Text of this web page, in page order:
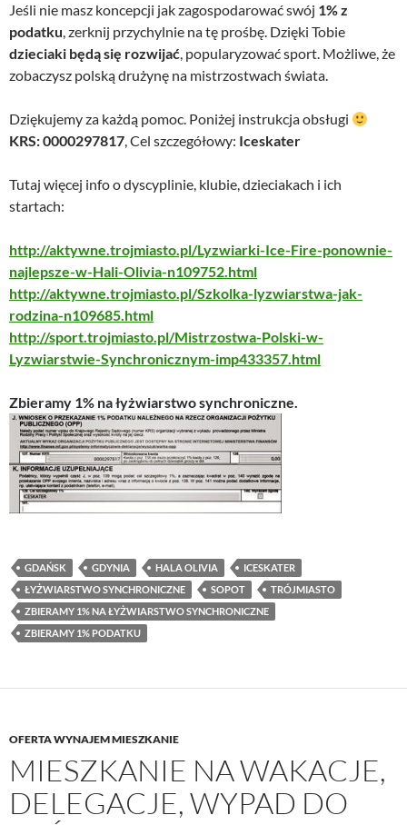
Jeśli nie masz koncepcji jak zagospodarować swój 1% z
podatku, zerknij przychylnie na tę prośbę. Dzięki Tobie
dzieciaki będą się rozwijać, popularyzować sport. Możliwe, że
zobaczysz polską drużynę na mistrzostwach świata.
Dziękujemy za każdą pomoc. Poniżej instrukcja obsługi
KRS: 0000297817, Cel szczegółowy: Iceskater
Tutaj więcej info o dyscyplinie, klubie, dzieciakach i ich
startach:
http://aktywne.trojmiasto.pl/Lyzwiarki-Ice-Fire-ponownie-
najlepsze-w-Hali-Olivia-n109752.html
http://aktywne.trojmiasto.pl/Szkolka-lyzwiarstwa-jak-
rodzina-n109685.html
http://sport.trojmiasto.pl/Mistrzostwa-Polski-w-
Lyzwiarstwie-Synchronicznym-imp433357.html
Zbieramy 1% na łyżwiarstwo synchroniczne.
GDAŃSK GDYNIA HALA OLIVIA
ICESKATER
ŁYŻWIARSTWO SYNCHRONICZNE
SOPOT
TRÓJMIASTO
ZBIERAMY 1% NA ŁYŻWIARSTWO SYNCHRONICZNE
ZBIERAMY 1% PODATKU
OFERTA WYNAJEM MIESZKANIE
MIESZKANIE NA WAKACJE,
DELEGACJE, WYPAD DO